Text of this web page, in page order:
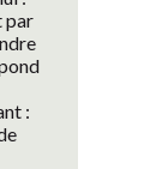
par
: